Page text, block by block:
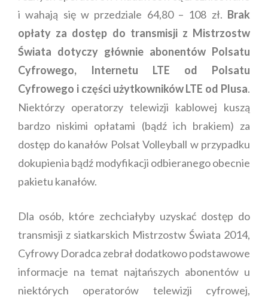
i wahają się w przedziale 64,80 – 108 zł. Brak
opłaty za dostęp do transmisji z Mistrzostw
Świata dotyczy głównie abonentów Polsatu
Cyfrowego, Internetu LTE od Polsatu
Cyfrowego i części użytkowników LTE od Plusa.
Niektórzy operatorzy telewizji kablowej kuszą
bardzo niskimi opłatami (bądź ich brakiem) za
dostęp do kanałów Polsat Volleyball w przypadku
dokupienia bądź modyfikacji odbieranego obecnie
pakietu kanałów.
Dla osób, które zechciałyby uzyskać dostęp do
transmisji z siatkarskich Mistrzostw Świata 2014,
Cyfrowy Doradca zebrał dodatkowo podstawowe
informacje na temat najtańszych abonentów u
niektórych operatorów telewizji cyfrowej,